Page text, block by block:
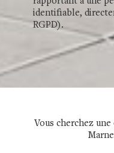
identifiable,
RGPD).
Vous cherchez une
Marne